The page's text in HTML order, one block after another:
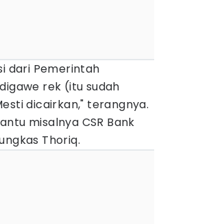
dari Pemerintah
rek (itu sudah
dicairkan," terangnya.
misalnya CSR Bank
Thoriq.